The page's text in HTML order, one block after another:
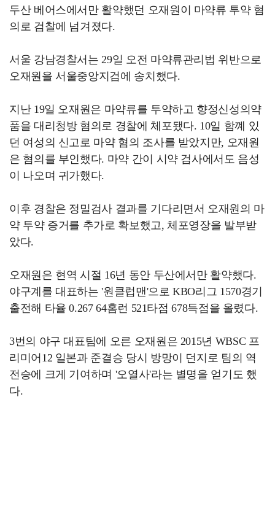
두산 베어스에서만 활약했던 오재원이 마약류 투약 혐
의로 검찰에 넘겨졌다.
서울 강남경찰서는 29일 오전 마약류관리법 위반으로
오재원을 서울중앙지검에 송치했다.
지난 19일 오재원은 마약류를 투약하고 향정신성의약
품을 대리청방 혐의로 경찰에 체포됐다. 10일 함꼐 있
던 여성의 신고로 마약 혐의 조사를 받았지만, 오재원
은 혐의를 부인했다. 마약 간이 시약 검사에서도 음성
이 나오며 귀가했다.
이후 경찰은 정밀검사 결과를 기다리면서 오재원의 마
약 투약 증거를 추가로 확보했고, 체포영장을 발부받
았다.
오재원은 현역 시절 16년 동안 두산에서만 활약했다.
야구계를 대표하는 '원클럽맨'으로 KBO리그 1570경기
출전해 타율 0.267 64홈런 521타점 678득점을 올렸다.
3번의 야구 대표팀에 오른 오재원은 2015년 WBSC 프
리미어12 일본과 준결승 당시 방망이 던지로 팀의 역
전승에 크게 기여하며 '오열사'라는 별명을 얻기도 했
다.